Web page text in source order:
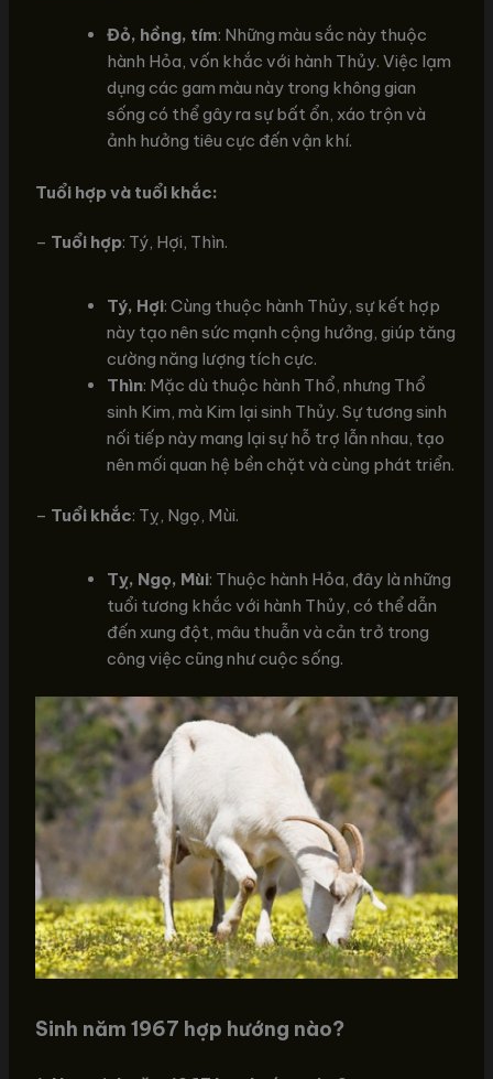
Đỏ, hồng, tím: Những màu sắc này thuộc
hành Hỏa, vốn khắc với hành Thủy. Việc lạm
dụng các gam màu này trong không gian
sống có thể gây ra sự bất ổn, xáo trộn và
ảnh hưởng tiêu cực đến vận khí.
Tuổi hợp và tuổi khắc:
– Tuổi hợp: Tý, Hợi, Thìn.
Tý, Hợi: Cùng thuộc hành Thủy, sự kết hợp
này tạo nên sức mạnh cộng hưởng, giúp tăng
cường năng lượng tích cực.
Thìn: Mặc dù thuộc hành Thổ, nhưng Thổ
sinh Kim, mà Kim lại sinh Thủy. Sự tương sinh
nối tiếp này mang lại sự hỗ trợ lẫn nhau, tạo
nên mối quan hệ bền chặt và cùng phát triển.
– Tuổi khắc: Tỵ, Ngọ, Mùi.
Tỵ, Ngọ, Mùi: Thuộc hành Hỏa, đây là những
tuổi tương khắc với hành Thủy, có thể dẫn
đến xung đột, mâu thuẫn và cản trở trong
công việc cũng như cuộc sống.
Sinh năm 1967 hợp hướng nào?